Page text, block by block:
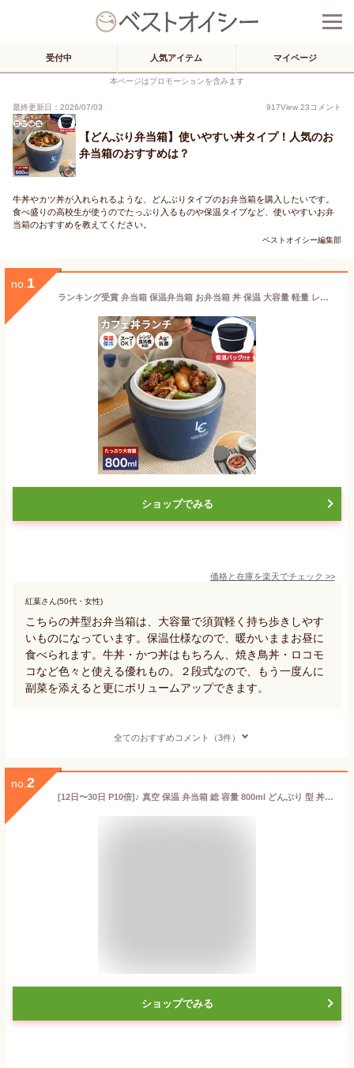
受付中 人気アイテム マイページ
本ページはプロモーションを含みます
最終更新日：2026/07/03 917View 23コメント
【どんぶり弁当箱】使いやすい丼タイプ！人気のお
弁当箱のおすすめは？
牛丼やカツ丼が入れられるような、どんぶりタイプのお弁当箱を購入したいです。
食べ盛りの高校生が使うのでたっぷり入るものや保温タイプなど、使いやすいお弁
当箱のおすすめを教えてください。
ベストオイシー編集部
no. 1
ランキング受賞 弁当箱 保温弁当箱 お弁当箱 丼 保温 大容量 軽量 レンジ対応 食洗器対応 冷蔵 抗菌 2段 ランチボックス ランチジャー 女子 男子 女性 男性 おしゃれ 入園入学 新生活 【 アスベル ASVEL カフェ丼 保温弁当箱 HLB-CD800 保温バッグ セット 】
ショップでみる
価格と在庫を楽天でチェック >>
紅葉さん(50代・女性)
こちらの丼型お弁当箱は、大容量で須賀軽く持ち歩きしやす
いものになっています。保温仕様なので、暖かいままお昼に
食べられます。牛丼・かつ丼はもちろん、焼き鳥丼・ロコモ
コなど色々と使える優れもの。２段式なので、もう一度んに
副菜を添えると更にボリュームアップできます。
全てのおすすめコメント（3件）
no. 2
[12日〜30日 P10倍]♪ 真空 保温 弁当箱 総 容量 800ml どんぶり 型 丼ぶり 丼 タイプ ランチジャー 保冷 スケーター stlbd8ag【真空ランチボックス 大きめ 保温ジャー ステンレスランチボックス0】
ショップでみる